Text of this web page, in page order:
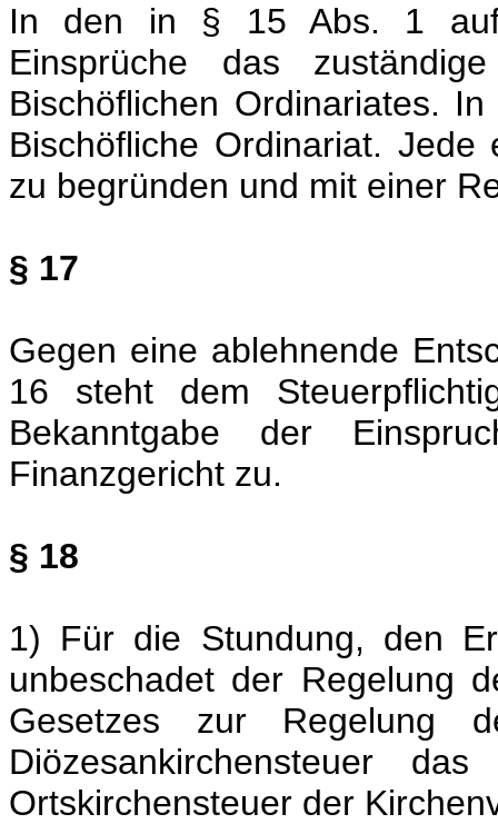
In den in § 15 Abs. 1
Einsprüche das
Bischöflichen Ordinariates.
Bischöfliche Ordinariat. Jede
zu begründen und mit einer
§ 17
Gegen eine ablehnende
16 steht dem
Bekanntgabe der
Finanzgericht zu.
§ 18
1) Für die Stundung, den
unbeschadet der Regelung
Gesetzes zur Regelung
Diözesankirchensteuer
Ortskirchensteuer der